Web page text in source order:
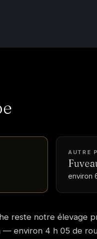
AUTRE
environ
reste notre élevage
environ 4 h 05 de